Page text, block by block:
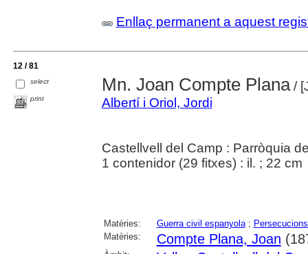
Enllaç permanent a aquest
12 / 81
select
print
Mn. Joan Compte Plana/
Albertí i Oriol, Jordi
Castellvell del Camp : Parròquia
1 contenidor (29 fitxes) : il. ; 22 cm
Matèries: Guerra civil espanyola;
Matèries:
Compte Plana, Joan